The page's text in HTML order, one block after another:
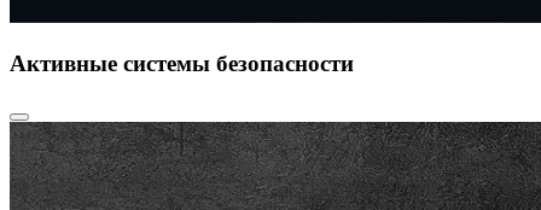
Активные системы безопасности